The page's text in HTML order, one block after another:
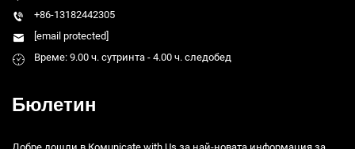
+86-13182442305
[email protected]
Време: 9.00 ч. сутринта - 4.00 ч. следобед
Бюлетин